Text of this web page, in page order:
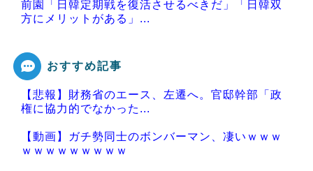
前園「日韓定期戦を復活させるべきだ」「日韓双
方にメリットがある」...
Powered by livedoor 相互RSS
おすすめ記事
【悲報】財務省のエース、左遷へ。官邸幹部「政
権に協力的でなかった...
【動画】ガチ勢同士のボンバーマン、凄いｗｗｗ
ｗｗｗｗｗｗｗｗｗ